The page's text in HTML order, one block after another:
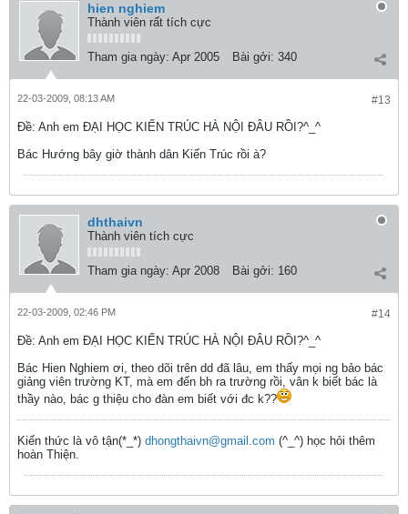
hien nghiem
Thành viên rất tích cực
Tham gia ngày: Apr 2005 Bài gởi: 340
#13
22-03-2009, 08:13 AM
Ðề: Anh em ĐẠI HỌC KIẾN TRÚC HÀ NỘI ĐÂU RỒI?^_^
Bác Hướng bây giờ thành dân Kiến Trúc rồi à?
dhthaivn
Thành viên tích cực
Tham gia ngày: Apr 2008 Bài gởi: 160
#14
22-03-2009, 02:46 PM
Ðề: Anh em ĐẠI HỌC KIẾN TRÚC HÀ NỘI ĐÂU RỒI?^_^
Bác Hien Nghiem ơi, theo dõi trên dd đã lâu, em thấy mọi ng bảo bác
giảng viên trường KT, mà em đến bh ra trường rồi, vân k biết bác là
thầy nào, bác g thiệu cho đàn em biết với đc k??
Kiến thức là vô tận(*_*) dhongthaivn@gmail.com (^_^) học hỏi thêm
hoàn Thiện.